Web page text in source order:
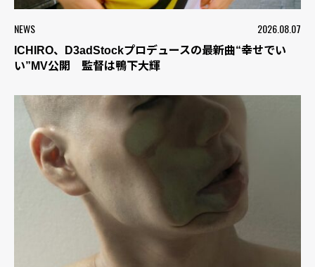
NEWS 2026.08.07
ICHIRO、D3adStockプロデュースの最新曲“幸せでい
い”MV公開 監督は鴨下大輝